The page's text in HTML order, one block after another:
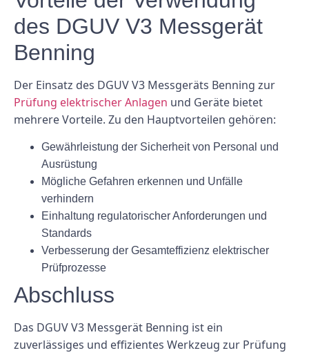
des DGUV V3 Messgerät
Benning
Der Einsatz des DGUV V3 Messgeräts Benning zur
Prüfung elektrischer Anlagen und Geräte bietet
mehrere Vorteile. Zu den Hauptvorteilen gehören:
Gewährleistung der Sicherheit von Personal und
Ausrüstung
Mögliche Gefahren erkennen und Unfälle
verhindern
Einhaltung regulatorischer Anforderungen und
Standards
Verbesserung der Gesamteffizienz elektrischer
Prüfprozesse
Abschluss
Das DGUV V3 Messgerät Benning ist ein
zuverlässiges und effizientes Werkzeug zur Prüfung